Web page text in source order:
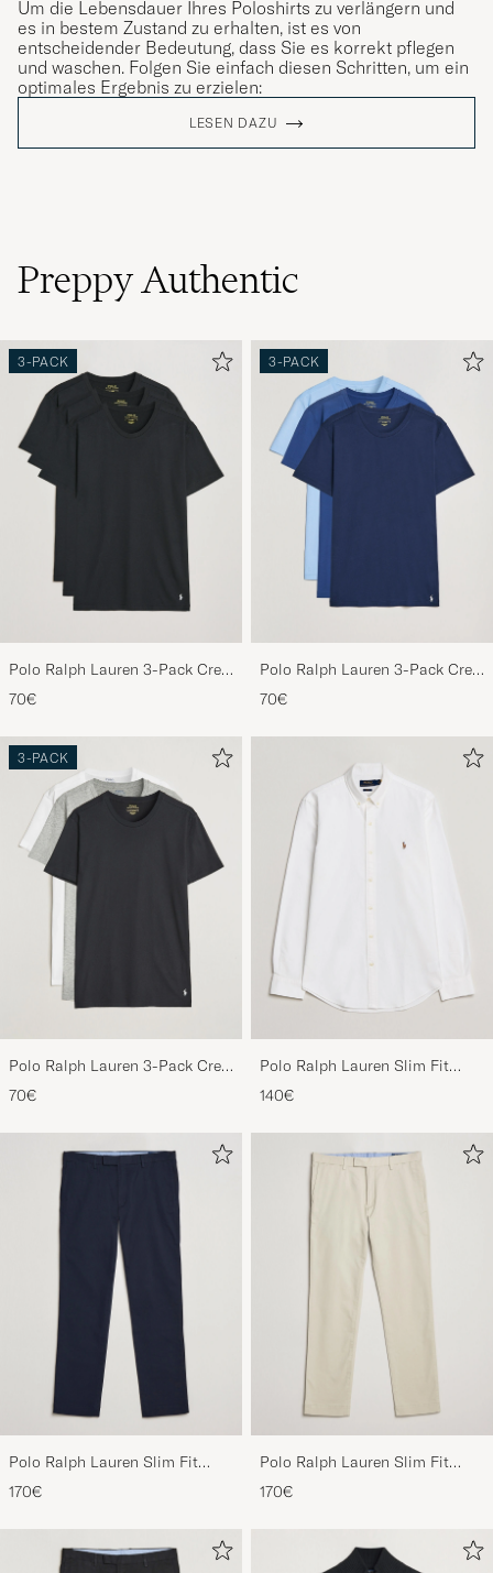
Um die Lebensdauer Ihres Poloshirts zu verlängern und
es in bestem Zustand zu erhalten, ist es von
entscheidender Bedeutung, dass Sie es korrekt pflegen
und waschen. Folgen Sie einfach diesen Schritten, um ein
optimales Ergebnis zu erzielen:
LESEN DAZU
Preppy Authentic
3-PACK
Polo Ralph Lauren 3-Pack Crew
Neck T-Shirt Black
70€
3-PACK
Polo Ralph Lauren 3-Pack Crew
Neck T-Shirt Navy/Light
Navy/Elite Blue
70€
3-PACK
Polo Ralph Lauren 3-Pack Crew
Neck T-Shirt
White/Black/Andover Heather
70€
Polo Ralph Lauren Slim Fit
Shirt Oxford White
140€
Polo Ralph Lauren Slim Fit
Stretch Chinos Aviator Navy
170€
Polo Ralph Lauren Slim Fit
Stretch Chinos Beige
170€